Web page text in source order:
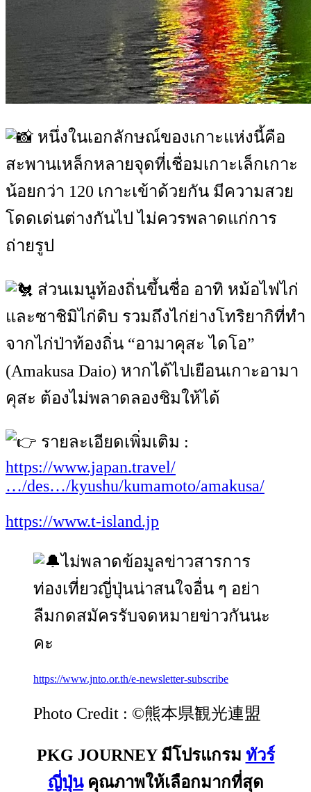
หนึ่งในเอกลักษณ์ของเกาะแห่งนี้คือ
สะพานเหล็กหลายจุดที่เชื่อมเกาะเล็กเกาะ
น้อยกว่า 120 เกาะเข้าด้วยกัน มีความสวย
โดดเด่นต่างกันไป ไม่ควรพลาดแก่การ
ถ่ายรูป
ส่วนเมนูท้องถิ่นขึ้นชื่อ อาทิ หม้อไฟไก่
และซาชิมิไก่ดิบ รวมถึงไก่ย่างโทริยากิที่ทำ
จากไก่ป่าท้องถิ่น “อามาคุสะ ไดโอ”
(Amakusa Daio) หากได้ไปเยือนเกาะอามา
คุสะ ต้องไม่พลาดลองชิมให้ได้
รายละเอียดเพิ่มเติม :
https://www.japan.travel/
…/des…/kyushu/kumamoto/amakusa/
https://www.t-island.jp
ไม่พลาดข้อมูลข่าวสารการ
ท่องเที่ยวญี่ปุ่นน่าสนใจอื่น ๆ อย่า
ลืมกดสมัครรับจดหมายข่าวกันนะ
คะ
https://www.jnto.or.th/e-newsletter-subscribe
Photo Credit : ©熊本県観光連盟
PKG JOURNEY มีโปรแกรม ทัวร์
ญี่ปุ่นคุณภาพให้เลือกมากที่สุด